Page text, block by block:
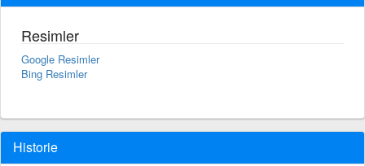
Resimler
Google Resimler
Bing Resimler
Historie